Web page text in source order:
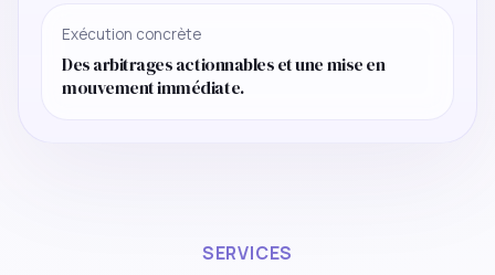
Exécution concrète
Des arbitrages actionnables et une mise en
mouvement immédiate.
SERVICES